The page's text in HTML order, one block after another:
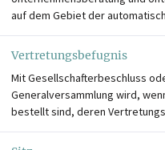
auf dem Gebiet der
Vertretungsbefugnis
Mit Gesellschafterbeschluss
Generalversammlung wird,
bestellt sind, deren